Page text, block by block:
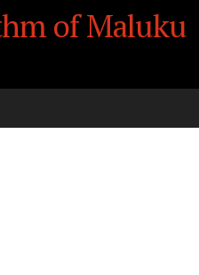
of Maluku